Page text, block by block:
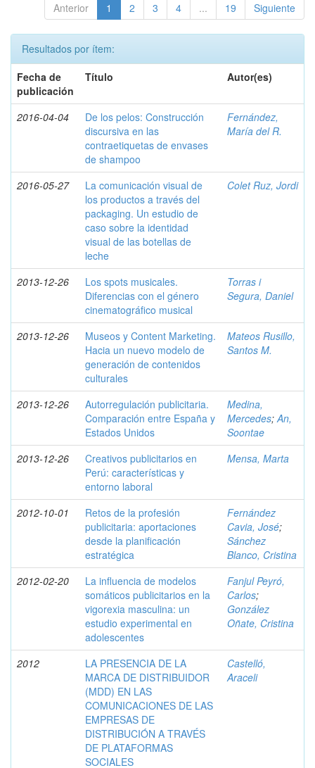
Anterior 1 2 3 4 ... 19 Siguiente
Resultados por ítem:
Fecha de
publicación
Título Autor(es)
2016-04-04
De los pelos: Construcción
discursiva en las
contraetiquetas de envases
de shampoo
Fernández,
María del R.
2016-05-27
La comunicación visual de
los productos a través del
packaging. Un estudio de
caso sobre la identidad
visual de las botellas de
leche
Colet Ruz, Jordi
2013-12-26
Los spots musicales.
Diferencias con el género
cinematográfico musical
Torras i
Segura, Daniel
2013-12-26
Museos y Content Marketing.
Hacia un nuevo modelo de
generación de contenidos
culturales
Mateos Rusillo,
Santos M.
2013-12-26
Autorregulación publicitaria.
Comparación entre España y
Estados Unidos
Medina,
Mercedes;An,
Soontae
2013-12-26
Creativos publicitarios en
Perú: características y
entorno laboral
Mensa, Marta
2012-10-01
Retos de la profesión
publicitaria: aportaciones
desde la planificación
estratégica
Fernández
Cavia, José;
Sánchez
Blanco, Cristina
2012-02-20
La influencia de modelos
somáticos publicitarios en la
vigorexia masculina: un
estudio experimental en
adolescentes
Fanjul Peyró,
Carlos;
González
Oñate, Cristina
2012
LA PRESENCIA DE LA
MARCA DE DISTRIBUIDOR
(MDD) EN LAS
COMUNICACIONES DE LAS
EMPRESAS DE
DISTRIBUCIÓN A TRAVÉS
DE PLATAFORMAS
SOCIALES
Castelló,
Araceli